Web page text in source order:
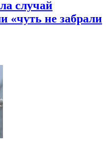
случай
«чуть не забрали